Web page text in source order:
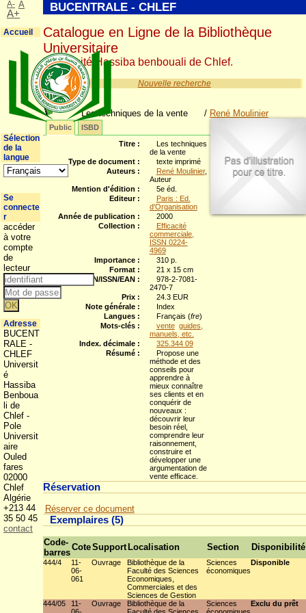
Nouvelle recherche
Les techniques de la vente / René Moulinier
Public
ISBD
Titre :
Les techniques
de la vente
Type de document :
texte imprimé
Auteurs :
René Moulinier,
Auteur
Mention d'édition :
5e éd.
Editeur :
Paris : Ed.
d'Organisation
Année de publication :
2000
Collection :
Efficacité
commerciale,
ISSN 0224-
4969
Importance :
310 p.
Format :
21 x 15 cm
ISBN/ISSN/EAN :
978-2-7081-
2470-7
Prix :
24.3 EUR
Note générale :
Index
Langues :
Français (fre)
Mots-clés :
vente guides,
manuels, etc.
Index. décimale :
325.344 09
Résumé :
Propose une
méthode et des
conseils pour
apprendre à
mieux connaître
ses clients et en
conquérir de
nouveaux :
découvrir leur
besoin réel,
comprendre leur
raisonnement,
construire et
développer une
argumentation de
vente efficace.
Réservation
Réserver ce document
Exemplaires (5)
Code-
barres
CoteSupport Localisation Section Disponibilité
444/4
11-
06-
061
Ouvrage
Bibliothèque de la
Faculté des Sciences
Economiques,
Commerciales et des
Sciences de Gestion
Sciences
économiques
Disponible
444/05
11-
Ouvrage
Bibliothèque de la
Sciences
Exclu du prêt
BUCENTRALE - CHLEF
Catalogue en Ligne de la Bibliothèque
Universitaire
Université Hassiba benbouali de Chlef.
A- A
A+
Accueil
Sélection
de la
langue
Se
connecte
r
accéder
à votre
compte
de
lecteur
Adresse
BUCENT
RALE -
CHLEF
Universit
é
Hassiba
Benboua
li de
Chlef -
Pole
Universit
aire
Ouled
fares
02000
Chlef
Algérie
+213 44
35 50 45
contact